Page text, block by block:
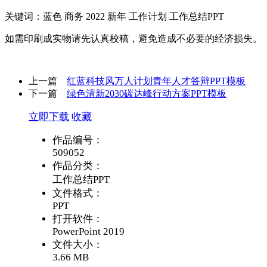
关键词：蓝色 商务 2022 新年 工作计划 工作总结PPT
如需印刷成实物请先认真校稿，避免造成不必要的经济损失。
上一篇 红蓝科技风万人计划青年人才答辩PPT模板
下一篇 绿色清新2030碳达峰行动方案PPT模板
立即下载 收藏
作品编号：
509052
作品分类：
工作总结PPT
文件格式：
PPT
打开软件：
PowerPoint 2019
文件大小：
3.66 MB